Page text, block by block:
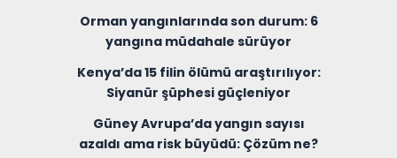
Orman yangınlarında son durum: 6
yangına müdahale sürüyor
Kenya’da 15 filin ölümü araştırılıyor:
Siyanür şüphesi güçleniyor
Güney Avrupa’da yangın sayısı
azaldı ama risk büyüdü: Çözüm ne?